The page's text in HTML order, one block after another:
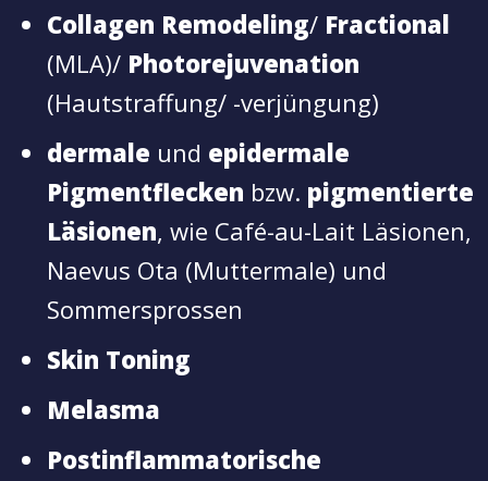
Collagen Remodeling/ Fractional
(MLA)/ Photorejuvenation
(Hautstraffung/ -verjüngung)
dermale und epidermale
Pigmentflecken bzw. pigmentierte
Läsionen, wie Café-au-Lait Läsionen,
Naevus Ota (Muttermale) und
Sommersprossen
Skin Toning
Melasma
Postinflammatorische